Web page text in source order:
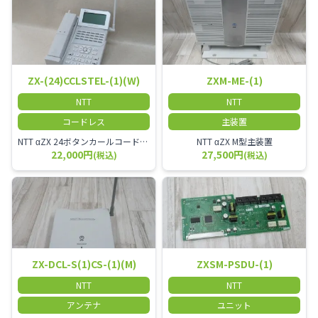
ZX-(24)CCLSTEL-(1)(W)
NTT
コードレス
NTT αZX 24ボタンカールコードレス電話機 無線タイプ、電話機と子機が離れるタイプのカールコードレス電話機です。 決裁者様等、オフィス内を頻繁に動かれる方のご使用が多いです。
22,000円(税込)
ZXM-ME-(1)
NTT
主装置
NTT αZX M型主装置
27,500円(税込)
ZX-DCL-S(1)CS-(1)(M)
NTT
アンテナ
ZXSM-PSDU-(1)
NTT
ユニット